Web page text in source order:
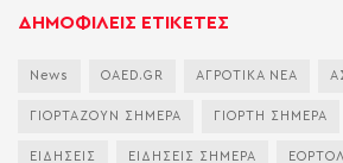
ΔΗΜΟΦΙΛΕΙΣ ΕΤΙΚΕΤΕΣ
News OAED.GR ΑΓΡΟΤΙΚΑ ΝΕΑ
ΓΙΟΡΤΑΖΟΥΝ ΣΗΜΕΡΑ ΓΙΟΡΤΗ ΣΗΜΕΡΑ
ΕΙΔΗΣΕΙΣ ΕΙΔΗΣΕΙΣ ΣΗΜΕΡΑ